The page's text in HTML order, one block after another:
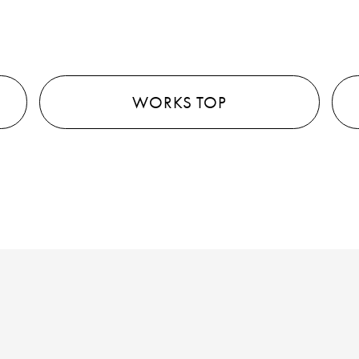
WORKS TOP